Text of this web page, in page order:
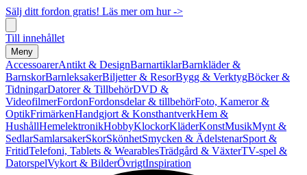
Sälj ditt fordon gratis! Läs mer om hur ->
Till innehållet
Meny
AccessoarerAntikt & DesignBarnartiklarBarnkläder &
BarnskorBarnleksakerBiljetter & ResorBygg & VerktygBöcker &
TidningarDatorer & TillbehörDVD &
VideofilmerFordonFordonsdelar & tillbehörFoto, Kameror &
OptikFrimärkenHandgjort & KonsthantverkHem &
HushållHemelektronikHobbyKlockorKläderKonstMusikMynt &
SedlarSamlarsakerSkorSkönhetSmycken & ÄdelstenarSport &
FritidTelefoni, Tablets & WearablesTrädgård & VäxterTV-spel &
DatorspelVykort & BilderÖvrigtInspiration